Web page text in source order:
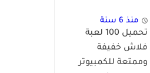
منذ 6 سنة
تحميل 100 لعبة
فلاش خفيفة
وممتعة للكمبيوتر